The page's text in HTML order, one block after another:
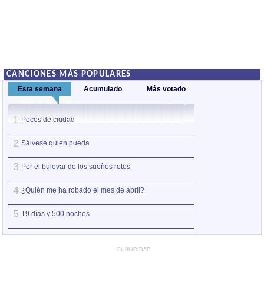
CANCIONES MÁS POPULARES
Esta semana Acumulado Más votado
1 Peces de ciudad
2 Sálvese quien pueda
3 Por el bulevar de los sueños rotos
4 ¿Quién me ha robado el mes de abril?
5 19 días y 500 noches
PUBLICIDAD